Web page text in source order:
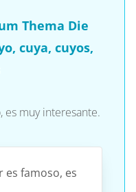
Thema Die
cuya, cuyos,
muy interesante.
es famoso, es